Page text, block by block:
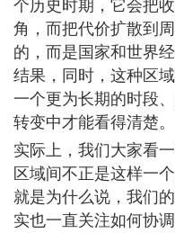
个历史时期，它会把
角，而把代价扩散到
的，而是国家和世界
结果，同时，这种区
一个更为长期的时段
转变中才能看得清楚。
实际上，我们大家看
区域间不正是这样一
就是为什么说，我们
实也一直关注如何协